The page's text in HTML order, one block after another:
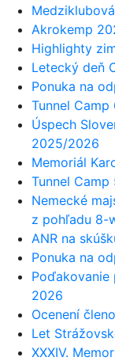
Akrokemp
Highlighty
Letecký deň
Ponuka na
Tunnel
Úspech
2025/2026
Memoriál
Tunnel
Nemecké
z pohľadu 8-
ANR na
Ponuka na
Poďakovanie
2026
Ocenení
Let
XXXIV.